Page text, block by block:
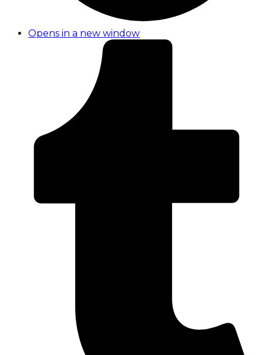
Opens in a new window